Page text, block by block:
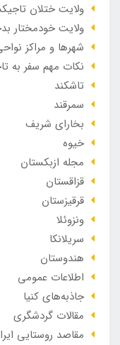
ولایت ختلان
ولایت خودمختار
شهرها و مراکز
نکات مهم سفر به
تاشکند
سمرقند
بخارای شریف
خیوه
مجله ازبکستان
قزاقستان
قرقیزستان
ونزوئلا
سریلانکا
هندوستان
اطلاعات عمومی
جاذبه‌های کنیا
مقالات گردشگری
مقاصد روستایی